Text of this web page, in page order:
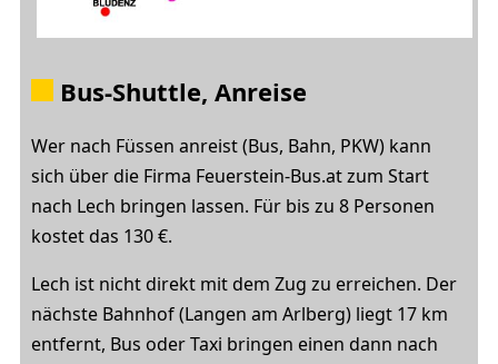
Bus-Shuttle, Anreise
Wer nach Füssen anreist (Bus, Bahn, PKW) kann
sich über die Firma Feuerstein-Bus.at zum Start
nach Lech bringen lassen. Für bis zu 8 Personen
kostet das 130 €.
Lech ist nicht direkt mit dem Zug zu erreichen. Der
nächste Bahnhof (Langen am Arlberg) liegt 17 km
entfernt, Bus oder Taxi bringen einen dann nach